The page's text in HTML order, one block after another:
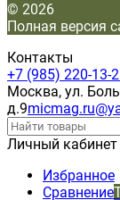
© 2026
Полная версия
Контакты
+7 (985) 220-13-
Москва, ул.
д.9
Личный кабинет
Избранное
Сравнение